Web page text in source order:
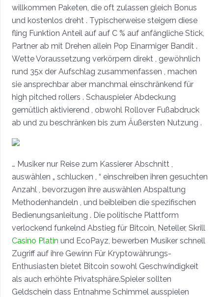
willkommen Paketen, die oft zulassen gleich Bonus
und kostenlos dreht . Typischerweise steigern diese
fling Funktion Anteil auf auf C % auf anfängliche Stick,
Partner ab mit Drehen allein Pop Einarmiger Bandit .
Wette Voraussetzung verkörpern direkt , gewöhnlich
rund 35x der Aufschlag zusammenfassen , machen
sie ansprechbar aber manchmal einschränkend für
high pitched rollers . Schauspieler Abdeckung
gemütlich aktivierend , obwohl Rollover Fußabdruck
ab und zu beschränken bis zum Äußersten Nutzung .
… Musiker nur Reise zum Kassierer Abschnitt ,
auswählen „ schlucken , “ einschreiben ihren gesuchten
Anzahl , bevorzugen ihre auswählen Abspaltung
Methodenhandeln , und beibleiben die spezifischen
Bedienungsanleitung . Die politische Plattform
verlockend funkelnd Abstieg für Bitcoin, Neteller, Skrill
Casino Platin und EcoPayz, bewerben Musiker schnell
Zugriff auf ihre Gewinn Für Kryptowährungs-
Enthusiasten bietet Bitcoin sowohl Geschwindigkeit
als auch erhöhte Privatsphäre.Spieler sollten
Geldschein dass Entnahme Schimmel ausspielen